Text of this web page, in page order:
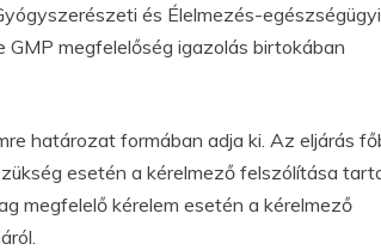
és Élelmezés-egészségügyi
megfelelőség igazolás birtokában
határozat formában adja ki. Az eljárás
esetén a kérelmező felszólítása
megfelelő kérelem esetén a kérelmező